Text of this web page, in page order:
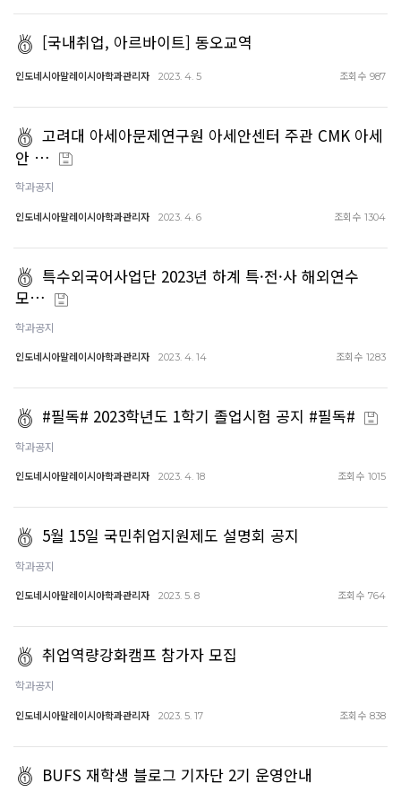
[국내취업, 아르바이트] 동오교역
인도네시아말레이시아학과관리자 2023. 4. 5 조회수 987
고려대 아세아문제연구원 아세안센터 주관 CMK 아세
안 …
학과공지
인도네시아말레이시아학과관리자 2023. 4. 6 조회수 1304
특수외국어사업단 2023년 하계 특·전·사 해외연수
모…
학과공지
인도네시아말레이시아학과관리자 2023. 4. 14 조회수 1283
#필독# 2023학년도 1학기 졸업시험 공지 #필독#
학과공지
인도네시아말레이시아학과관리자 2023. 4. 18 조회수 1015
5월 15일 국민취업지원제도 설명회 공지
학과공지
인도네시아말레이시아학과관리자 2023. 5. 8 조회수 764
취업역량강화캠프 참가자 모집
학과공지
인도네시아말레이시아학과관리자 2023. 5. 17 조회수 838
BUFS 재학생 블로그 기자단 2기 운영안내